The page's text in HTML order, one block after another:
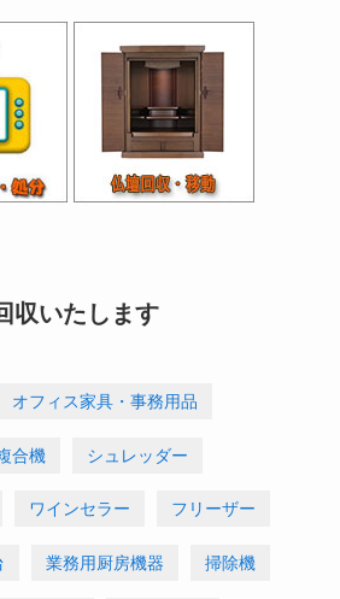
収いたします
オフィス家具・事務用品
合機 シュレッダー
ワインセラー フリーザー
業務用厨房機器 掃除機